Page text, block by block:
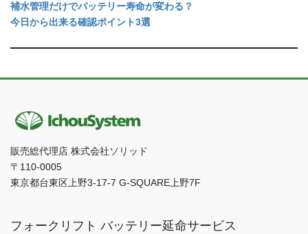
補水管理だけでバッテリー寿命が変わる？
今日から出来る確認ポイント3選
販売総代理店 株式会社ソリッド
〒110-0005
東京都台東区上野3-17-7 G-SQUARE上野7F
フォークリフト バッテリー延命サービス